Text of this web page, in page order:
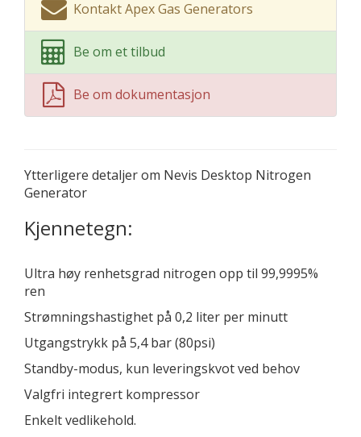
Kontakt Apex Gas Generators
Be om et tilbud
Be om dokumentasjon
Ytterligere detaljer om Nevis Desktop Nitrogen
Generator
Kjennetegn:
Ultra høy renhetsgrad nitrogen opp til 99,9995%
ren
Strømningshastighet på 0,2 liter per minutt
Utgangstrykk på 5,4 bar (80psi)
Standby-modus, kun leveringskvot ved behov
Valgfri integrert kompressor
Enkelt vedlikehold.